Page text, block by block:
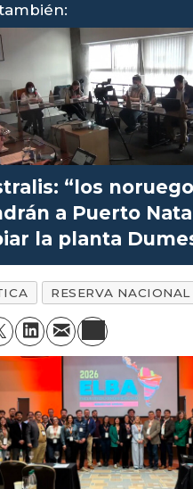
“los
a Puerto
la planta
RESERVA NACIONAL